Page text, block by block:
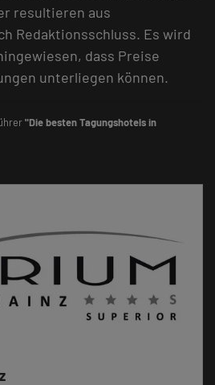
resultieren aus
Redaktionsschluss. Es wird
dass Preise
unterliegen können.
"Die besten Tagungshotels in